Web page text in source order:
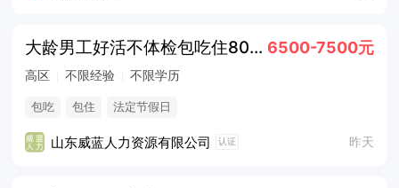
大龄男工好活不体检包吃住8000 6500-7500元
高区 不限经验 不限学历
包吃 包住 法定节假日
山东威蓝人力资源有限公司 认证 昨天